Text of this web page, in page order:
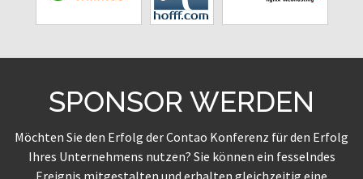
SPONSOR WERDEN
Möchten Sie den Erfolg der Contao Konferenz für den Erfolg
Ihres Unternehmens nutzen? Sie können ein fesselndes
Ereignis mitgestalten und erhalten gleichzeitig eine